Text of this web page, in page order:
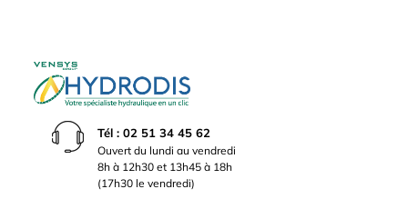
Tél : 02 51 34 45 62
Ouvert du lundi au vendredi
8h à 12h30 et 13h45 à 18h
(17h30 le vendredi)